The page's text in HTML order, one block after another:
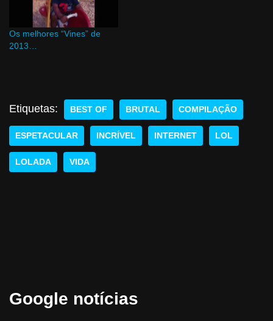
Os melhores “Vines” de
2013…
Etiquetas: BEST OF BRUTAL COMPILAÇÃO
ESPETACULAR INCRÍVEL INTERNET LOL
LOLADA VIDA
Google notícias